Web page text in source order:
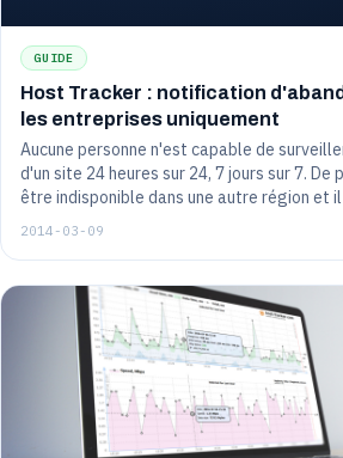
GUIDE
Host Tracker : notification
les entreprises uniquement
Aucune personne n'est capable de
d'un site 24 heures sur 24, 7 jours sur 7. De
être indisponible dans une autre région et il
un gestionnaire de le suivre. C'est pour
envoie une alerte à l'administrateur ou au
ressource...
2014-03-09